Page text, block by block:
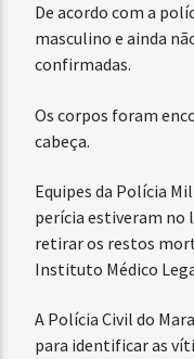
De acordo com a
masculino e ainda
confirmadas.
Os corpos foram
cabeça.
Equipes da Polícia
perícia estiveram no
retirar os restos
Instituto Médico
A Polícia Civil do
para identificar as